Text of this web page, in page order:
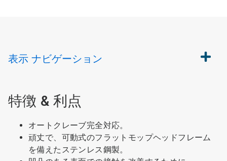
表示 ナビゲーション
特徴 & 利点
オートクレーブ完全対応。
頑丈で、可動式のフラットモップヘッドフレーム
を備えたステンレス鋼製。